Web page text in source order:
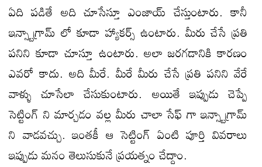
ఏది పడితే అది చూసేస్తూ ఎంజాయ్ చేస్తుంటారు. కానీ
ఇన్స్టాగ్రామ్ లో కూడా హ్యాకర్స్ ఉంటారు. మీరు చేసే ప్రతి
పనిని కూడా చూస్తూ ఉంటారు. అలా జరగడానికి కారణం
ఎవరో కాదు. అది మీరే. మీరే మీరు చేసే ప్రతి పనిని వేరే
వాళ్ళు చూసేలా చేసుకుంటారు. అయితే ఇప్పుడు చెప్పే
సెట్టింగ్ ని మార్చడం వల్ల మీరు చాలా సేఫ్ గా ఇన్స్టాగ్రామ్
ని వాడవచ్చు. ఇంతకీ ఆ సెట్టింగ్ ఏంటి పూర్తి వివరాలు
ఇప్పుడు మనం తెలుసుకునే ప్రయత్నం చేద్దాం.